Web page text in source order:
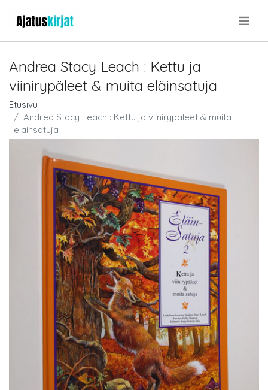
Andrea Stacy Leach : Kettu ja
viinirypäleet & muita eläinsatuja
Etusivu
Andrea Stacy Leach : Kettu ja viinirypäleet & muita
eläinsatuja